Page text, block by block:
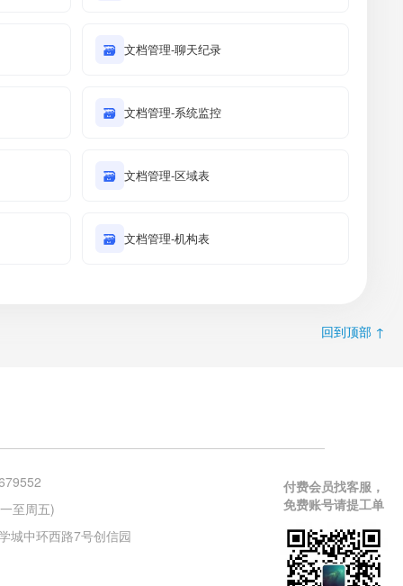
🗃 文档管理-聊天纪录
🗃 文档管理-系统监控
🗃 文档管理-区域表
🗃 文档管理-机构表
回到顶部 ↑
至周五)
城中环西路7号创信园
付费会员找客服，
免费账号请提工单